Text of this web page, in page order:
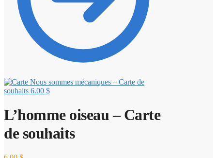
Nous sommes mécaniques – Carte de
souhaits 6.00 $
L’homme oiseau – Carte
de souhaits